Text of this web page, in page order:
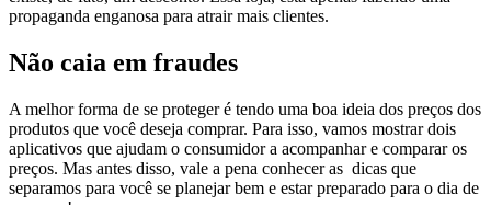
propaganda enganosa para atrair mais clientes.
Não caia em fraudes
A melhor forma de se proteger é tendo uma boa ideia dos preços dos
produtos que você deseja comprar. Para isso, vamos mostrar dois
aplicativos que ajudam o consumidor a acompanhar e comparar os
preços. Mas antes disso, vale a pena conhecer as dicas que
separamos para você se planejar bem e estar preparado para o dia de